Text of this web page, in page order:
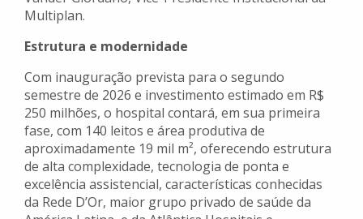
Multiplan.
Estrutura e modernidade
Com inauguração prevista para o segundo
semestre de 2026 e investimento estimado em R$
250 milhões, o hospital contará, em sua primeira
fase, com 140 leitos e área produtiva de
aproximadamente 19 mil m², oferecendo estrutura
de alta complexidade, tecnologia de ponta e
excelência assistencial, características conhecidas
da Rede D’Or, maior grupo privado de saúde da